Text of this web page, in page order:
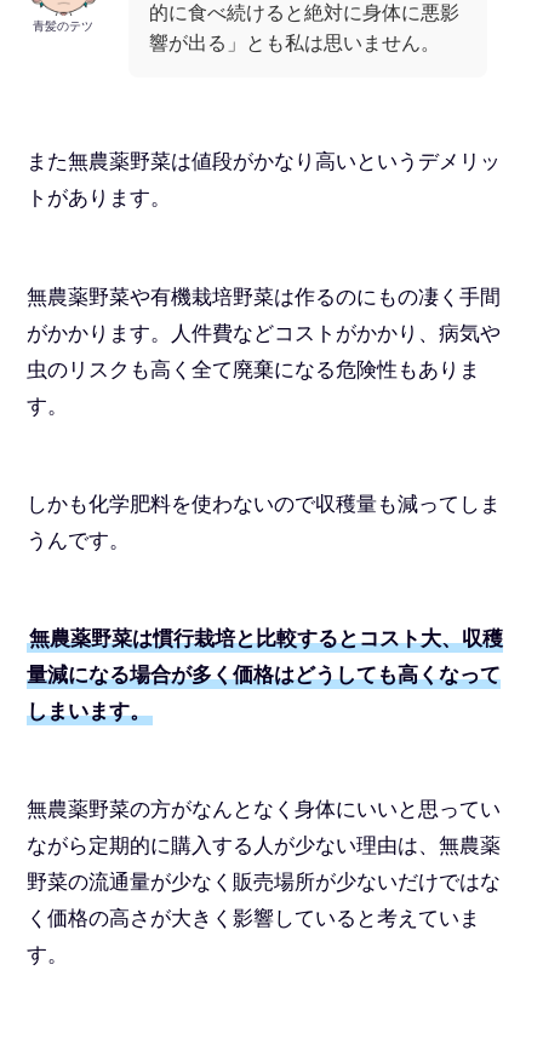
青髪のテツ
的に食べ続けると絶対に身体に悪影
響が出る」とも私は思いません。
また無農薬野菜は値段がかなり高いというデメリッ
トがあります。
無農薬野菜や有機栽培野菜は作るのにもの凄く手間
がかかります。人件費などコストがかかり、病気や
虫のリスクも高く全て廃棄になる危険性もありま
す。
しかも化学肥料を使わないので収穫量も減ってしま
うんです。
無農薬野菜は慣行栽培と比較するとコスト大、収穫
量減になる場合が多く価格はどうしても高くなって
しまいます。
無農薬野菜の方がなんとなく身体にいいと思ってい
ながら定期的に購入する人が少ない理由は、無農薬
野菜の流通量が少なく販売場所が少ないだけではな
く価格の高さが大きく影響していると考えていま
す。